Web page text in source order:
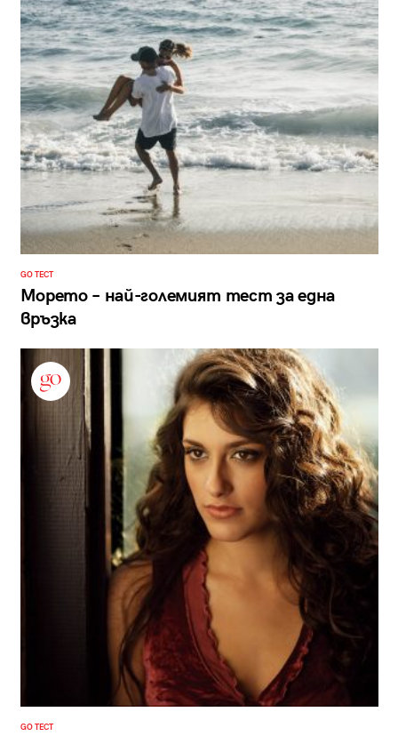
GO ТЕСТ
Морето – най-големият тест за една
връзка
GO ТЕСТ